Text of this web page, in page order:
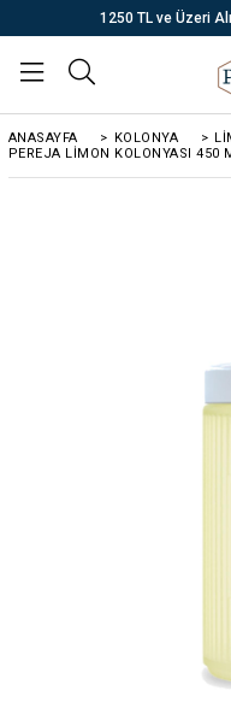
1250 TL ve Üzeri
ANASAYFA > KOLONYA >
PEREJA LIMON KOLONYASI 450